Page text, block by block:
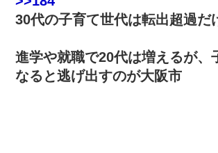
30代の子育て世代は転出超過だ
進学や就職で20代は増えるが、
なると逃げ出すのが大阪市